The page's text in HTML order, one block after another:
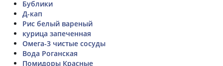
Бублики
Д-кап
Рис белый вареный
курица запеченная
Омега-3 чистые сосуды
Вода Роганская
Помидоры Красные